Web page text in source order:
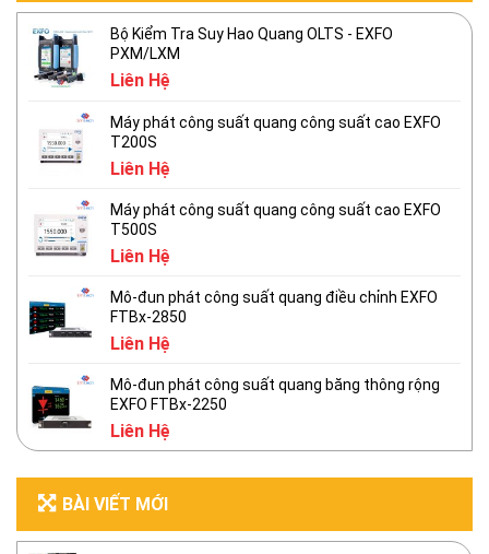
Bộ Kiểm Tra Suy Hao Quang OLTS - EXFO
PXM/LXM
Liên Hệ
Máy phát công suất quang công suất cao EXFO
T200S
Liên Hệ
Máy phát công suất quang công suất cao EXFO
T500S
Liên Hệ
Mô-đun phát công suất quang điều chỉnh EXFO
FTBx-2850
Liên Hệ
Mô-đun phát công suất quang băng thông rộng
EXFO FTBx-2250
Liên Hệ
BÀI VIẾT MỚI